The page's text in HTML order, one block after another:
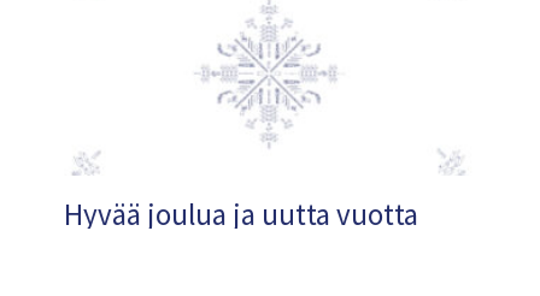
Hyvää joulua ja uutta vuotta